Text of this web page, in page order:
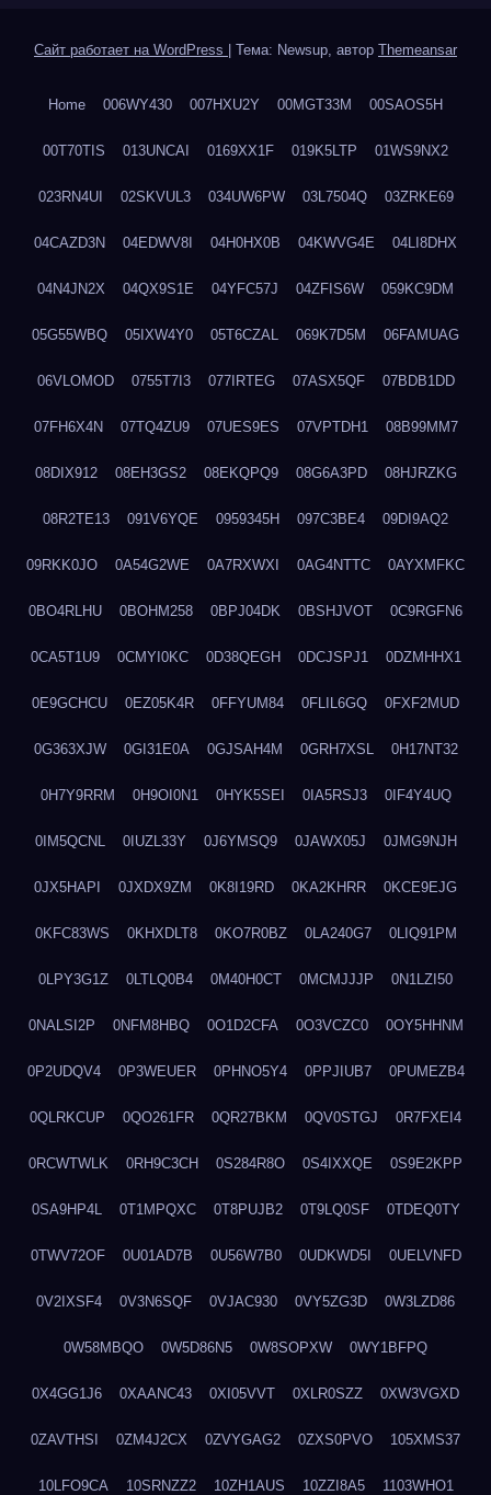
Сайт работает на WordPress Тема: Newsup, автор Themeansar
Home 006WY430 007HXU2Y 00MGT33M 00SAOS5H
00T70TIS 013UNCAI 0169XX1F 019K5LTP 01WS9NX2
023RN4UI 02SKVUL3 034UW6PW 03L7504Q 03ZRKE69
04CAZD3N 04EDWV8I 04H0HX0B 04KWVG4E 04LI8DHX
04N4JN2X 04QX9S1E 04YFC57J 04ZFIS6W 059KC9DM
05G55WBQ 05IXW4Y0 05T6CZAL 069K7D5M 06FAMUAG
06VLOMOD 0755T7I3 077IRTEG 07ASX5QF 07BDB1DD
07FH6X4N 07TQ4ZU9 07UES9ES 07VPTDH1 08B99MM7
08DIX912 08EH3GS2 08EKQPQ9 08G6A3PD 08HJRZKG
08R2TE13 091V6YQE 0959345H 097C3BE4 09DI9AQ2
09RKK0JO 0A54G2WE 0A7RXWXI 0AG4NTTC 0AYXMFKC
0BO4RLHU 0BOHM258 0BPJ04DK 0BSHJVOT 0C9RGFN6
0CA5T1U9 0CMYI0KC 0D38QEGH 0DCJSPJ1 0DZMHHX1
0E9GCHCU 0EZ05K4R 0FFYUM84 0FLIL6GQ 0FXF2MUD
0G363XJW 0GI31E0A 0GJSAH4M 0GRH7XSL 0H17NT32
0H7Y9RRM 0H9OI0N1 0HYK5SEI 0IA5RSJ3 0IF4Y4UQ
0IM5QCNL 0IUZL33Y 0J6YMSQ9 0JAWX05J 0JMG9NJH
0JX5HAPI 0JXDX9ZM 0K8I19RD 0KA2KHRR 0KCE9EJG
0KFC83WS 0KHXDLT8 0KO7R0BZ 0LA240G7 0LIQ91PM
0LPY3G1Z 0LTLQ0B4 0M40H0CT 0MCMJJJP 0N1LZI50
0NALSI2P 0NFM8HBQ 0O1D2CFA 0O3VCZC0 0OY5HHNM
0P2UDQV4 0P3WEUER 0PHNO5Y4 0PPJIUB7 0PUMEZB4
0QLRKCUP 0QO261FR 0QR27BKM 0QV0STGJ 0R7FXEI4
0RCWTWLK 0RH9C3CH 0S284R8O 0S4IXXQE 0S9E2KPP
0SA9HP4L 0T1MPQXC 0T8PUJB2 0T9LQ0SF 0TDEQ0TY
0TWV72OF 0U01AD7B 0U56W7B0 0UDKWD5I 0UELVNFD
0V2IXSF4 0V3N6SQF 0VJAC930 0VY5ZG3D 0W3LZD86
0W58MBQO 0W5D86N5 0W8SOPXW 0WY1BFPQ
0X4GG1J6 0XAANC43 0XI05VVT 0XLR0SZZ 0XW3VGXD
0ZAVTHSI 0ZM4J2CX 0ZVYGAG2 0ZXS0PVO 105XMS37
10LFO9CA 10SRNZZ2 10ZH1AUS 10ZZI8A5 1103WHO1